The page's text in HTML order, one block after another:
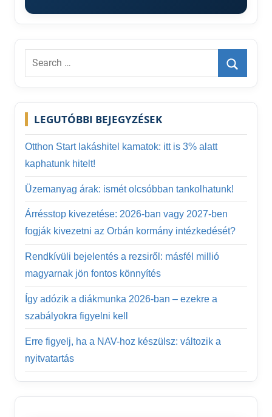
Search
Search
LEGUTÓBBI BEJEGYZÉSEK
Otthon Start lakáshitel kamatok: itt is 3% alatt
kaphatunk hitelt!
Üzemanyag árak: ismét olcsóbban tankolhatunk!
Árrésstop kivezetése: 2026-ban vagy 2027-ben
fogják kivezetni az Orbán kormány intézkedését?
Rendkívüli bejelentés a rezsiről: másfél millió
magyarnak jön fontos könnyítés
Így adózik a diákmunka 2026-ban – ezekre a
szabályokra figyelni kell
Erre figyelj, ha a NAV-hoz készülsz: változik a
nyitvatartás